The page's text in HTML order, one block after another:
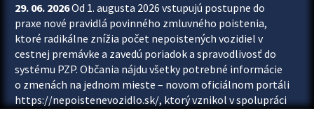
29. 06. 2026Od 1. augusta 2026 vstupujú postupne do
praxe nové pravidlá povinného zmluvného poistenia,
ktoré radikálne znížia počet nepoistených vozidiel v
cestnej premávke a zavedú poriadok a spravodlivosť do
systému PZP. Občania nájdu všetky potrebné informácie
o zmenách na jednom mieste – novom oficiálnom portáli
https://nepoistenevozidlo.sk/, ktorý vznikol v spolupráci